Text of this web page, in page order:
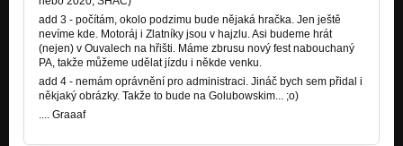
Noční můra
Vize (S.H.A.C. - 2005)
Kolotoč
Vize (S.H.A.C. - 2005)
Psanec
add 3 - počítám, okolo podzimu bude nějaká hračka. Jen ještě
nevíme kde. Motoráj i Zlatníky jsou v hajzlu. Asi budeme hrát
(nejen) v Ouvalech na hřišti. Máme zbrusu nový fest nabouchaný
PA, takže můžeme udělat jízdu i někde venku.
add 4 - nemám oprávnění pro administraci. Jináč bych sem přidal i
někjaký obrázky. Takže to bude na Golubowskim... ;o)
.... Graaaf